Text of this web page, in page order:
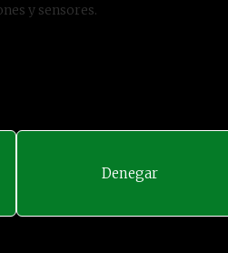
Denegar
y sensores.
de Privacidad|Política de Cookies